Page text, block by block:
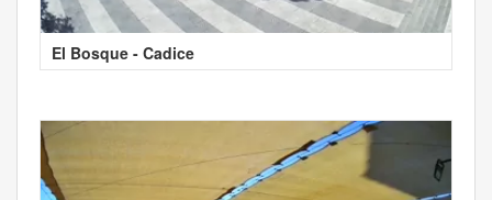
El Bosque - Cadice